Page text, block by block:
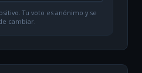
Tu voto es anónimo y se
cambiar.